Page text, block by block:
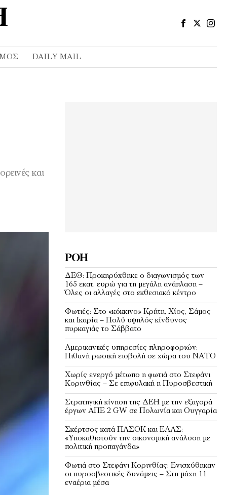
DAILY MAIL
και
ΡΟΉ
ΔΕΘ: Προκηρύχθηκε ο διαγωνισμός των
165 εκατ. ευρώ για τη μεγάλη ανάπλαση –
Όλες οι αλλαγές στο εκθεσιακό κέντρο
Φωτιές: Στο «κόκκινο» Κρήτη, Χίος, Σάμος
και Ικαρία – Πολύ υψηλός κίνδυνος
πυρκαγιάς το Σάββατο
Αμερικανικές υπηρεσίες πληροφοριών:
Πιθανή ρωσική εισβολή σε χώρα του ΝΑΤΟ
Χωρίς ενεργό μέτωπο η φωτιά στο Στεφάνι
Κορινθίας – Σε επιφυλακή η Πυροσβεστική
Στρατηγική κίνηση της ΔΕΗ με την εξαγορά
έργων ΑΠΕ 2 GW σε Πολωνία και Ουγγαρία
Σκέρτσος κατά ΠΑΣΟΚ και ΕΛΑΣ:
«Υποκαθιστούν την οικονομική ανάλυση με
πολιτική προπαγάνδα»
Φωτιά στο Στεφάνι Κορινθίας: Ενισχύθηκαν
οι πυροσβεστικές δυνάμεις – Στη μάχη 11
εναέρια μέσα